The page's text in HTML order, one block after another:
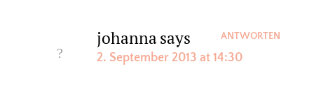
johannasays
2. September 2013 at 14:30
ANTWORTEN